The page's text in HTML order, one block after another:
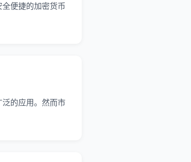
便捷的加密货币
的应用。然而市